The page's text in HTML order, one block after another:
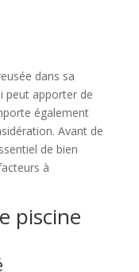
dans sa
peut apporter de
également
Avant de
de bien
à
piscine